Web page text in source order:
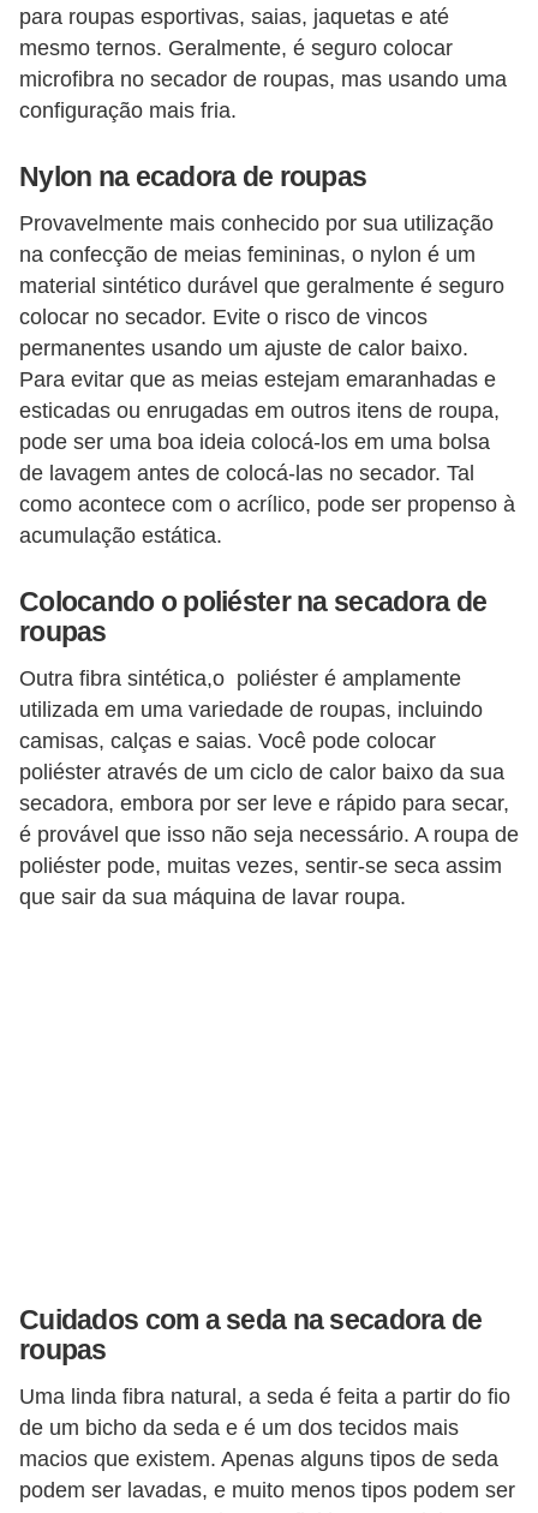
para roupas esportivas, saias, jaquetas e até
mesmo ternos. Geralmente, é seguro colocar
microfibra no secador de roupas, mas usando uma
configuração mais fria.
Nylon na ecadora de roupas
Provavelmente mais conhecido por sua utilização
na confecção de meias femininas, o nylon é um
material sintético durável que geralmente é seguro
colocar no secador. Evite o risco de vincos
permanentes usando um ajuste de calor baixo.
Para evitar que as meias estejam emaranhadas e
esticadas ou enrugadas em outros itens de roupa,
pode ser uma boa ideia colocá-los em uma bolsa
de lavagem antes de colocá-las no secador. Tal
como acontece com o acrílico, pode ser propenso à
acumulação estática.
Colocando o poliéster na secadora de
roupas
Outra fibra sintética,o poliéster é amplamente
utilizada em uma variedade de roupas, incluindo
camisas, calças e saias. Você pode colocar
poliéster através de um ciclo de calor baixo da sua
secadora, embora por ser leve e rápido para secar,
é provável que isso não seja necessário. A roupa de
poliéster pode, muitas vezes, sentir-se seca assim
que sair da sua máquina de lavar roupa.
Cuidados com a seda na secadora de
roupas
Uma linda fibra natural, a seda é feita a partir do fio
de um bicho da seda e é um dos tecidos mais
macios que existem. Apenas alguns tipos de seda
podem ser lavadas, e muito menos tipos podem ser